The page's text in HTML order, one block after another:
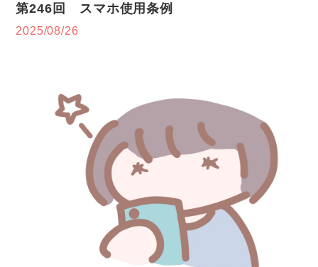
第246回 スマホ使用条例
2025/08/26